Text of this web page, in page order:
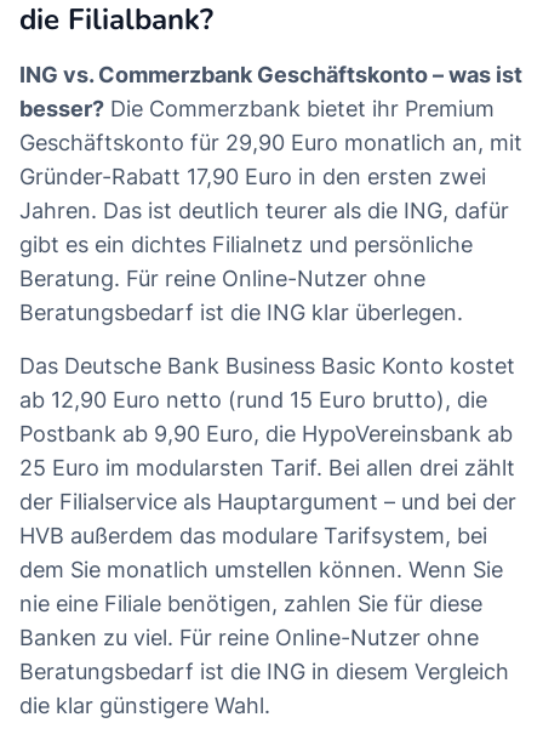
die Filialbank?
ING vs. Commerzbank Geschäftskonto – was ist
besser? Die Commerzbank bietet ihr Premium
Geschäftskonto für 29,90 Euro monatlich an, mit
Gründer-Rabatt 17,90 Euro in den ersten zwei
Jahren. Das ist deutlich teurer als die ING, dafür
gibt es ein dichtes Filialnetz und persönliche
Beratung. Für reine Online-Nutzer ohne
Beratungsbedarf ist die ING klar überlegen.
Das Deutsche Bank Business Basic Konto kostet
ab 12,90 Euro netto (rund 15 Euro brutto), die
Postbank ab 9,90 Euro, die HypoVereinsbank ab
25 Euro im modularsten Tarif. Bei allen drei zählt
der Filialservice als Hauptargument – und bei der
HVB außerdem das modulare Tarifsystem, bei
dem Sie monatlich umstellen können. Wenn Sie
nie eine Filiale benötigen, zahlen Sie für diese
Banken zu viel. Für reine Online-Nutzer ohne
Beratungsbedarf ist die ING in diesem Vergleich
die klar günstigere Wahl.